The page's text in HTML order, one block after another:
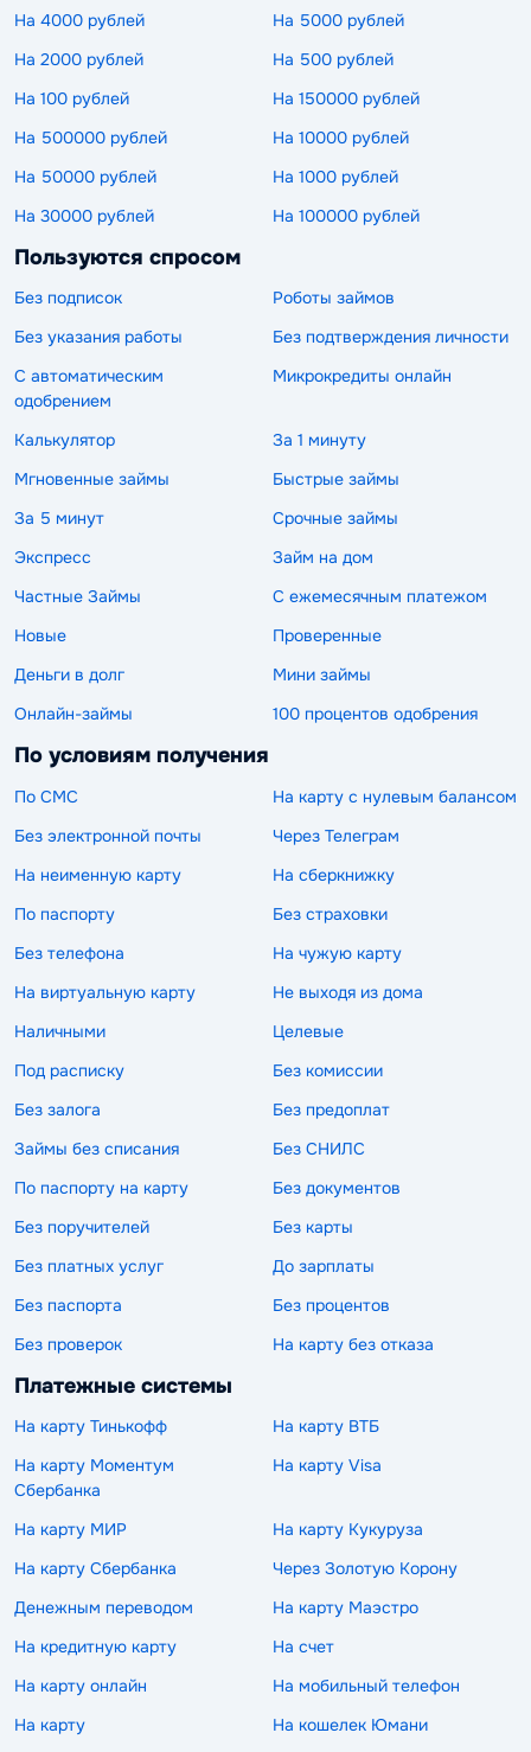
На 4000 рублей
На 5000 рублей
На 2000 рублей
На 500 рублей
На 100 рублей
На 150000 рублей
На 500000 рублей
На 10000 рублей
На 50000 рублей
На 1000 рублей
На 30000 рублей
На 100000 рублей
Пользуются спросом
Без подписок
Роботы займов
Без указания работы
Без подтверждения личности
С автоматическим
одобрением
Микрокредиты онлайн
Калькулятор
За 1 минуту
Мгновенные займы
Быстрые займы
За 5 минут
Срочные займы
Экспресс
Займ на дом
Частные Займы
С ежемесячным платежом
Новые
Проверенные
Деньги в долг
Мини займы
Онлайн-займы
100 процентов одобрения
По условиям получения
По СМС
На карту с нулевым балансом
Без электронной почты
Через Телеграм
На неименную карту
На сберкнижку
По паспорту
Без страховки
Без телефона
На чужую карту
На виртуальную карту
Не выходя из дома
Наличными
Целевые
Под расписку
Без комиссии
Без залога
Без предоплат
Займы без списания
Без СНИЛС
По паспорту на карту
Без документов
Без поручителей
Без карты
Без платных услуг
До зарплаты
Без паспорта
Без процентов
Без проверок
На карту без отказа
Платежные системы
На карту Тинькофф
На карту ВТБ
На карту Моментум
Сбербанка
На карту Visa
На карту МИР
На карту Кукуруза
На карту Сбербанка
Через Золотую Корону
Денежным переводом
На карту Маэстро
На кредитную карту
На счет
На карту онлайн
На мобильный телефон
На карту
На кошелек Юмани